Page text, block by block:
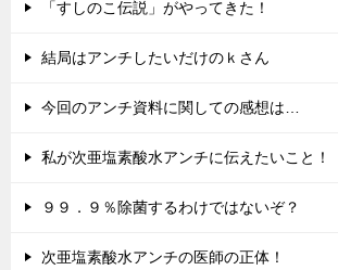
「すしのこ伝説」がやってきた！
結局はアンチしたいだけのｋさん
今回のアンチ資料に関しての感想は…
私が次亜塩素酸水アンチに伝えたいこと！
９９．９％除菌するわけではないぞ？
次亜塩素酸水アンチの医師の正体！